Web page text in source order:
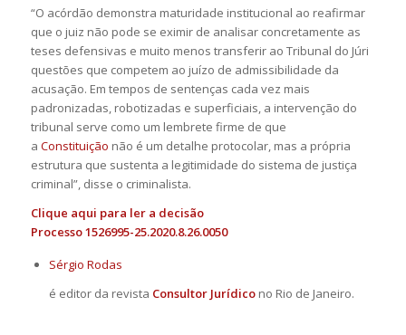
“O acórdão demonstra maturidade institucional ao reafirmar
que o juiz não pode se eximir de analisar concretamente as
teses defensivas e muito menos transferir ao Tribunal do Júri
questões que competem ao juízo de admissibilidade da
acusação. Em tempos de sentenças cada vez mais
padronizadas, robotizadas e superficiais, a intervenção do
tribunal serve como um lembrete firme de que
a Constituição não é um detalhe protocolar, mas a própria
estrutura que sustenta a legitimidade do sistema de justiça
criminal”, disse o criminalista.
Clique aqui para ler a decisão
Processo 1526995-25.2020.8.26.0050
Sérgio Rodas
é editor da revista Consultor Jurídicono Rio de Janeiro.